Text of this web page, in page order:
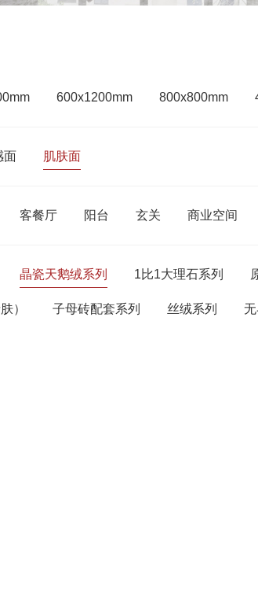
600x1200mm 800x800mm
面 肌肤面
客餐厅 阳台 玄关 商业空间
晶瓷天鹅绒系列 1比1大理石系列
） 子母砖配套系列 丝绒系列